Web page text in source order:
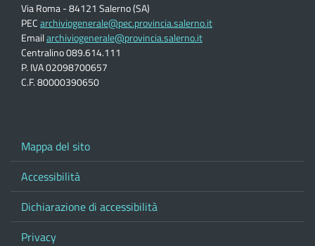
Via Roma - 84121 Salerno (SA)
PECarchiviogenerale@pec.provincia.salerno.it
Emailarchiviogenerale@provincia.salerno.it
Centralino 089.614.111
P. IVA 02098700657
C.F. 80000390650
Mappa del sito
Accessibilità
Dichiarazione di accessibilità
Privacy